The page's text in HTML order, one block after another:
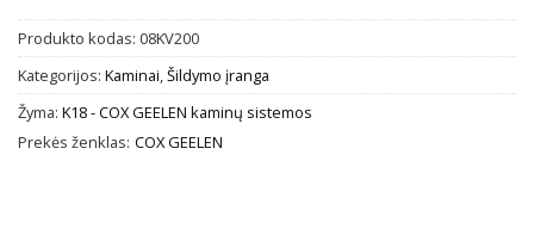
Produkto kodas: 08KV200
Kategorijos: Kaminai,Šildymo įranga
Žyma: K18 - COX GEELEN kaminų sistemos
Prekės ženklas: COX GEELEN